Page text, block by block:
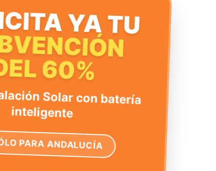
YA TU
60%
Solar con batería
inteligente
PARA ANDALUCÍA